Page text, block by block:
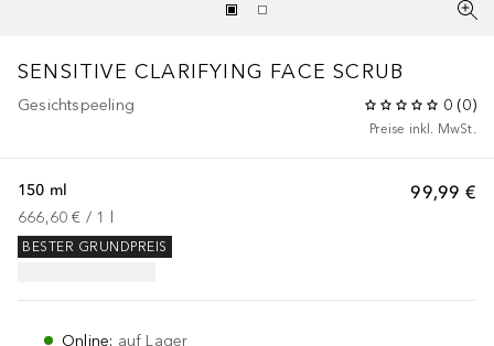
SENSITIVE CLARIFYING FACE SCRUB
Gesichtspeeling 0 (0)
Preise inkl. MwSt.
99,99 €
150 ml
666,60 € / 1
BESTER GRUNDPREIS
Online: auf Lager